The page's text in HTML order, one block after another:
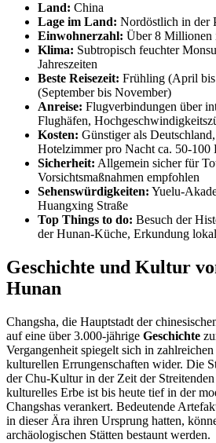
Land: China
Lage im Land: Nordöstlich in der
Einwohnerzahl: Über 8 Millionen
Klima: Subtropisch feuchter
Jahreszeiten
Beste Reisezeit: Frühling (April
(September bis November)
Anreise: Flugverbindungen über
Flughäfen,
Kosten: Günstiger als
Hotelzimmer pro Nacht ca. 50-100
Sicherheit: Allgemein sicher für
Vorsichtsmaßnahmen empfohlen
Sehenswürdigkeiten: Yuelu-
Huangxing Straße
Top Things to do: Besuch der
der Hunan-Küche, Erkundung
Geschichte und Kultur
Hunan
Changsha, die Hauptstadt der
auf eine über 3.000-jährige Geschichte
Vergangenheit spiegelt sich in
kulturellen Errungenschaften wider. Die
der Chu-Kultur in der Zeit der
kulturelles Erbe ist bis heute tief in der
Changshas verankert. Bedeutende
in dieser Ära ihren Ursprung hatten,
archäologischen Stätten bestaunt werden.